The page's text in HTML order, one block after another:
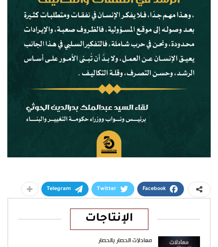
Facebook
Twitter
Telegram
الإنتاجات
معادلات الحصار بالحصار